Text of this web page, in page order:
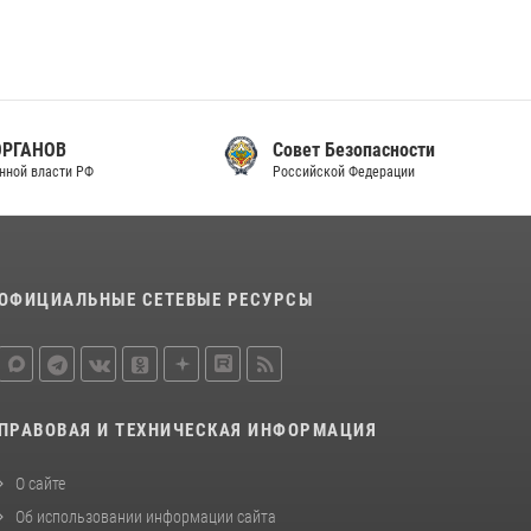
Совет Безопасности
Российской Федерации
СЕТЕВЫЕ РЕСУРСЫ
ПРАВОВАЯ И ТЕХНИЧЕСКАЯ ИНФОРМАЦИЯ
О сайте
Об использовании информации сайта